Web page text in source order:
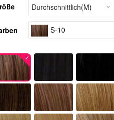
S-10